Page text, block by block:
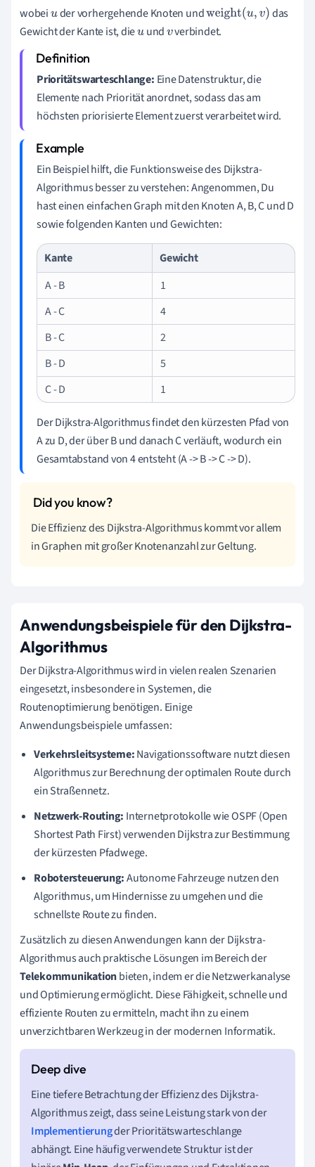
wobeiuder vorhergehende Knoten undweight(u,v)
das
Gewicht der Kante ist, dieu undvverbindet.
Prioritätswarteschlange: Eine Datenstruktur, die
Elemente nach Priorität anordnet, sodass das am
höchsten priorisierte Element zuerst verarbeitet wird.
Ein Beispiel hilft, die Funktionsweise des Dijkstra-
Algorithmus besser zu verstehen: Angenommen, Du
hast einen einfachen Graph mit den Knoten A, B, C und D
sowie folgenden Kanten und Gewichten:
Kante
Gewicht
A - B
1
A - C
4
B - C
2
B - D
5
C - D
1
Der Dijkstra-Algorithmus findet den kürzesten Pfad von
A zu D, der über B und danach C verläuft, wodurch ein
Gesamtabstand von 4 entsteht (A -> B -> C -> D).
Die Effizienz des Dijkstra-Algorithmus kommt vor allem
in Graphen mit großer Knotenanzahl zur Geltung.
Anwendungsbeispiele für den Dijkstra-
Algorithmus
Der Dijkstra-Algorithmus wird in vielen realen Szenarien
eingesetzt, insbesondere in Systemen, die
Routenoptimierung benötigen. Einige
Anwendungsbeispiele umfassen:
Verkehrsleitsysteme:Navigationssoftware nutzt diesen
Algorithmus zur Berechnung der optimalen Route durch
ein Straßennetz.
Netzwerk-Routing: Internetprotokolle wie OSPF (Open
Shortest Path First) verwenden Dijkstra zur Bestimmung
der kürzesten Pfadwege.
Robotersteuerung:Autonome Fahrzeuge nutzen den
Algorithmus, um Hindernisse zu umgehen und die
schnellste Route zu finden.
Zusätzlich zu diesen Anwendungen kann der Dijkstra-
Algorithmus auch praktische Lösungen im Bereich der
Telekommunikationbieten, indem er die Netzwerkanalyse
und Optimierung ermöglicht. Diese Fähigkeit, schnelle und
effiziente Routen zu ermitteln, macht ihn zu einem
unverzichtbaren Werkzeug in der modernen Informatik.
Eine tiefere Betrachtung der Effizienz des Dijkstra-
Algorithmus zeigt, dass seine Leistung stark von der
Implementierungder Prioritätswarteschlange
abhängt. Eine häufig verwendete Struktur ist der